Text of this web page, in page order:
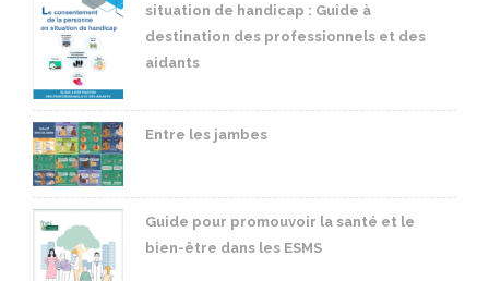
situation de handicap : Guide à
destination des professionnels et des
aidants
Entre les jambes
Guide pour promouvoir la santé et le
bien-être dans les ESMS